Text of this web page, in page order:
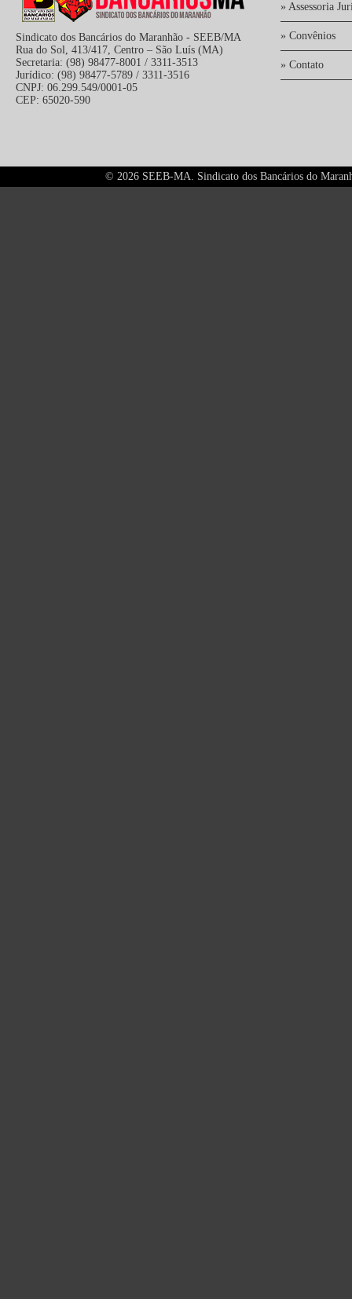
Sindicato dos Bancários do Maranhão - SEEB/MA
Rua do Sol, 413/417, Centro – São Luís (MA)
Secretaria: (98) 98477-8001 / 3311-3513
Jurídico: (98) 98477-5789 / 3311-3516
CNPJ: 06.299.549/0001-05
CEP: 65020-590
» Assessoria
» Convênios
» Contato
© 2026 SEEB-MA. Sindicato dos Bancários do